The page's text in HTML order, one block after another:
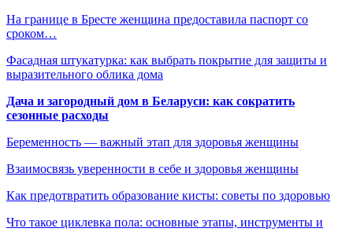
На границе в Бресте женщина предоставила паспорт со
сроком…
Фасадная штукатурка: как выбрать покрытие для защиты и
выразительного облика дома
Дача и загородный дом в Беларуси: как сократить
сезонные расходы
Беременность — важный этап для здоровья женщины
Взаимосвязь уверенности в себе и здоровья женщины
Как предотвратить образование кисты: советы по здоровью
Что такое циклевка пола: основные этапы, инструменты и